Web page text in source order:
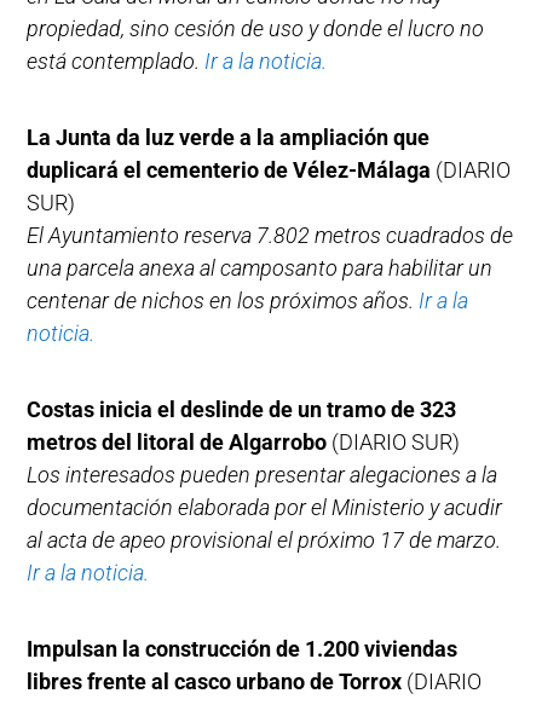
propiedad, sino cesión de uso y donde el lucro no
está contemplado. Ir a la noticia.
La Junta da luz verde a la ampliación que
duplicará el cementerio de Vélez-Málaga (DIARIO
SUR)
El Ayuntamiento reserva 7.802 metros cuadrados de
una parcela anexa al camposanto para habilitar un
centenar de nichos en los próximos años. Ir a la
noticia.
Costas inicia el deslinde de un tramo de 323
metros del litoral de Algarrobo (DIARIO SUR)
Los interesados pueden presentar alegaciones a la
documentación elaborada por el Ministerio y acudir
al acta de apeo provisional el próximo 17 de marzo.
Ir a la noticia.
Impulsan la construcción de 1.200 viviendas
libres frente al casco urbano de Torrox (DIARIO